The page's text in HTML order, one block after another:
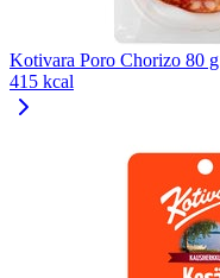
Kotivara Poro Chorizo 80 g
415 kcal